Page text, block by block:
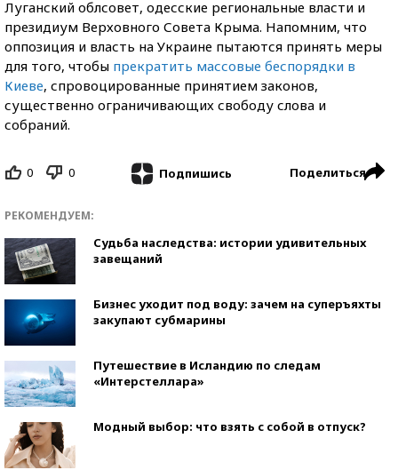
Луганский облсовет, одесские региональные власти и
президиум Верховного Совета Крыма. Напомним, что
оппозиция и власть на Украине пытаются принять меры
для того, чтобы прекратить массовые беспорядки в
Киеве, спровоцированные принятием законов,
существенно ограничивающих свободу слова и
собраний.
0 0 Подпишись Поделиться
РЕКОМЕНДУЕМ:
Судьба наследства: истории удивительных
завещаний
Бизнес уходит под воду: зачем на суперъяхты
закупают субмарины
Путешествие в Исландию по следам
«Интерстеллара»
Модный выбор: что взять с собой в отпуск?